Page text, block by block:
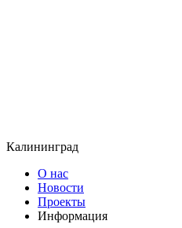
Калининград
О нас
Новости
Проекты
Информация